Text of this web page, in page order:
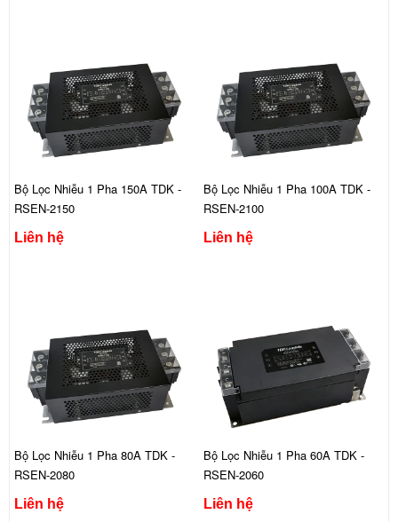
Bộ Lọc Nhiễu 1 Pha 150A TDK -
RSEN-2150
Liên hệ
Bộ Lọc Nhiễu 1 Pha 100A TDK -
RSEN-2100
Liên hệ
Bộ Lọc Nhiễu 1 Pha 80A TDK -
RSEN-2080
Liên hệ
Bộ Lọc Nhiễu 1 Pha 60A TDK -
RSEN-2060
Liên hệ